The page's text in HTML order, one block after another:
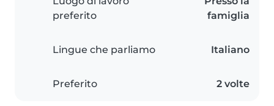
preferito
famiglia
Lingue che parliamo Italiano
Preferito 2 volte